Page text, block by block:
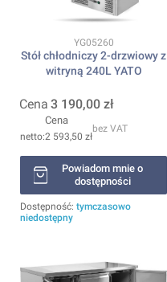
Kod produktu
YG05260
Stół chłodniczy 2-drzwiowy z
witryną 240L YATO
Cena 3 190,00 zł
Cena
2 593,50 zł
bez VAT
Powiadom mnie o
dostępności
Dostępność: tymczasowo
niedostępny